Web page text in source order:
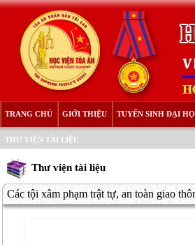
TRANG CHỦ GIỚI THIỆU TUYỂN SINH ĐẠI
THƯ VIỆN TÀI LIỆU
Thư viện tài liệu
Các tội xâm phạm trật tự, an toàn giao